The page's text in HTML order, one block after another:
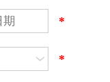
*
*